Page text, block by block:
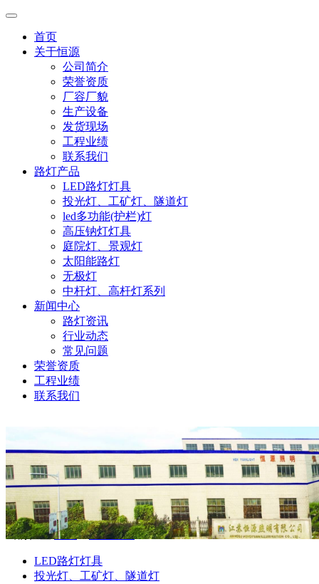
首页
关于恒源
公司简介
荣誉资质
厂容厂貌
生产设备
发货现场
工程业绩
联系我们
路灯产品
LED路灯灯具
投光灯、工矿灯、隧道灯
led多功能(护栏)灯
高压钠灯灯具
庭院灯、景观灯
太阳能路灯
无极灯
中杆灯、高杆灯系列
新闻中心
路灯资讯
行业动态
常见问题
荣誉资质
工程业绩
联系我们
当前位置:首页>产品中心
LED路灯灯具
投光灯、工矿灯、隧道灯